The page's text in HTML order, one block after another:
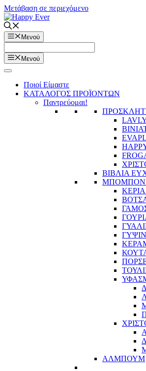
Μετάβαση σε περιεχόμενο
Μενού
Μενού
Ποιοί Είμαστε
ΚΑΤΑΛΟΓΟΣ ΠΡΟΪΟΝΤΩΝ
Παντρεύομαι!
ΒΙΒΛΙΑ
ΑΛΜΠΟΥΜ